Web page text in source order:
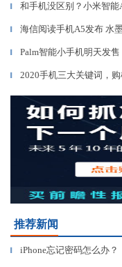
▎ 和手机没区别？小米智
▎ 海信阅读手机A5发布 水
▎ Palm智能小手机明天发
▎ 2020手机三大关键词，
推荐新闻
▎ iPhone忘记密码怎么办？